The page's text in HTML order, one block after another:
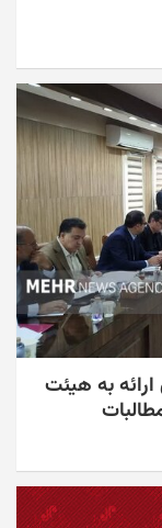
ارائه به هیئت